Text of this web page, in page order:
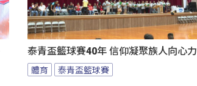
泰青盃籃球賽40年 信仰凝聚族人向心力
體育 泰青盃籃球賽